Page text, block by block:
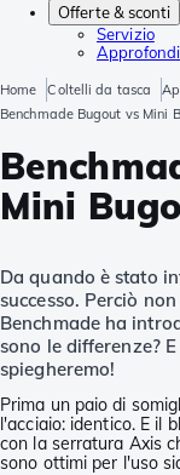
Offerte & sconti
Servizio
Home Coltelli da tasca
Benchmade Bugout vs Mini
Mini
Da quando è stato
successo. Perciò
Benchmade ha
sono le differenze?
spiegheremo!
Prima un paio di
l'acciaio: identico. E il
con la serratura Axis
sono ottimi per l'uso